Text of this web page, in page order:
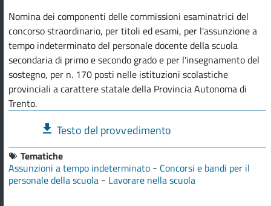
Nomina dei componenti delle commissioni esaminatrici del
concorso straordinario, per titoli ed esami, per l'assunzione a
tempo indeterminato del personale docente della scuola
secondaria di primo e secondo grado e per l'insegnamento del
sostegno, per n. 170 posti nelle istituzioni scolastiche
provinciali a carattere statale della Provincia Autonoma di
Trento.
Testo del provvedimento
Tematiche
Assunzioni a tempo indeterminato - Concorsi e bandi per il
personale della scuola - Lavorare nella scuola